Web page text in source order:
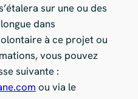
sur une ou des
dans
à ce projet ou
vous pouvez
suivante :
ou via le